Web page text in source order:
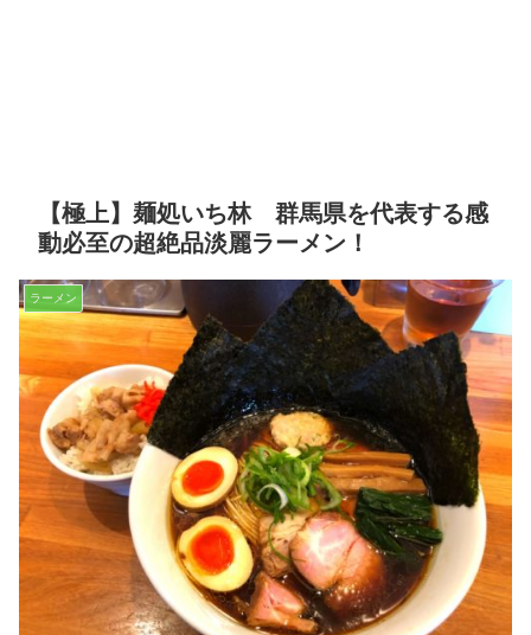
【極上】麺処いち林 群馬県を代表する感
動必至の超絶品淡麗ラーメン！
ラーメン